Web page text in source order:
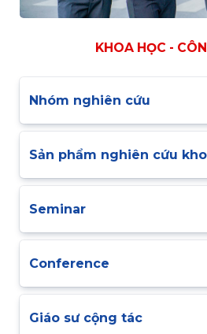
KHOA HỌC -
Nhóm nghiên cứu
Sản phẩm nghiên cứu
Seminar
Conference
Giáo sư cộng tác